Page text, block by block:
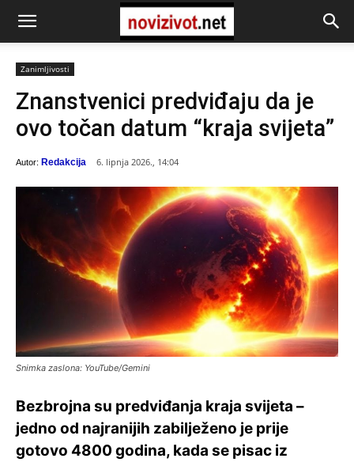
Zanimljivosti
Znanstvenici predviđaju da je
ovo točan datum “kraja svijeta”
Autor: Redakcija 6. lipnja 2026., 14:04
Snimka zaslona: YouTube/Gemini
Bezbrojna su predviđanja kraja svijeta –
jedno od najranijih zabilježeno je prije
gotovo 4800 godina, kada se pisac iz